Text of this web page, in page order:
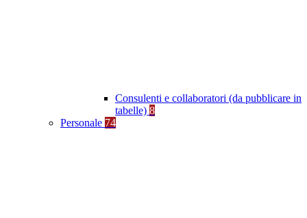
Consulenti e collaboratori (da pubblicare in
tabelle) 8
Personale 74